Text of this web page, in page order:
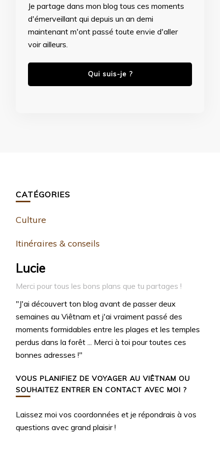
Je partage dans mon blog tous ces moments
d'émerveillant qui depuis un an demi
maintenant m'ont passé toute envie d'aller
voir ailleurs.
Qui suis-je ?
CATÉGORIES
Culture
Itinéraires & conseils
Lucie
Merci pour tous les bons plans que tu partages !
"J'ai découvert ton blog avant de passer deux
semaines au Viêtnam et j'ai vraiment passé des
moments formidables entre les plages et les temples
perdus dans la forêt ... Merci à toi pour toutes ces
bonnes adresses !"
VOUS PLANIFIEZ DE VOYAGER AU VIÊTNAM OU
SOUHAITEZ ENTRER EN CONTACT AVEC MOI ?
Laissez moi vos coordonnées et je répondrais à vos
questions avec grand plaisir !